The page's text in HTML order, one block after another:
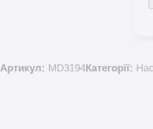
Артикул: MD3194Категорії: